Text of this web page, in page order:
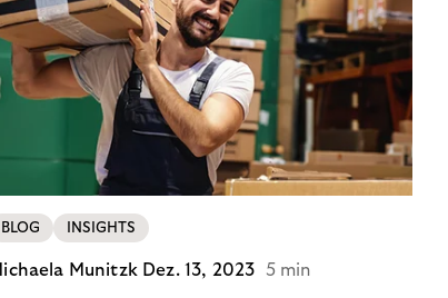
BLOG INSIGHTS
Munitzk Dez. 13, 2023 5 min